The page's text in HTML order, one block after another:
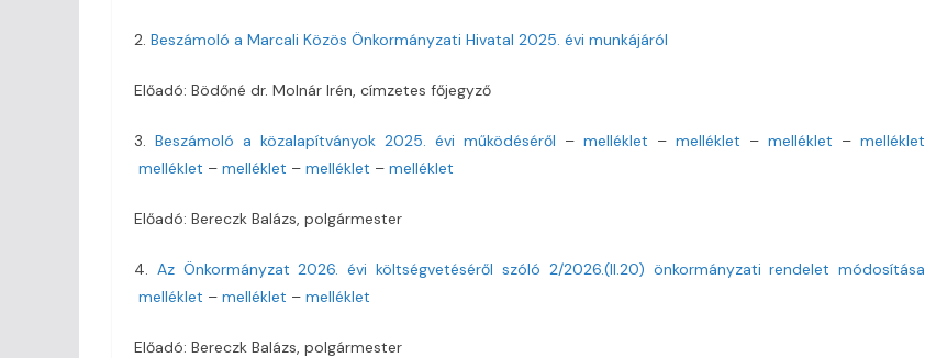
2. Beszámoló a Marcali Közös Önkormányzati Hivatal 2025. évi munkájáról
Előadó: Bödőné dr. Molnár Irén, címzetes főjegyző
3. Beszámoló a közalapítványok 2025. évi működéséről – melléklet – melléklet – melléklet – melléklet
melléklet – melléklet – melléklet – melléklet
Előadó: Bereczk Balázs, polgármester
4. Az Önkormányzat 2026. évi költségvetéséről szóló 2/2026.(II.20) önkormányzati rendelet módosítása
melléklet – melléklet – melléklet
Előadó: Bereczk Balázs, polgármester